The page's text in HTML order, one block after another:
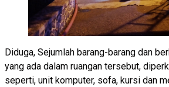
Diduga, Sejumlah barang-barang dan
yang ada dalam ruangan tersebut,
seperti, unit komputer, sofa, kursi dan